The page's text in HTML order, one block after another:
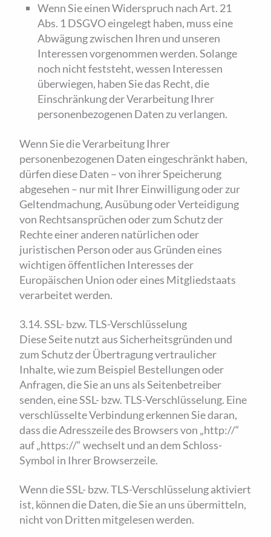
Wenn Sie einen Widerspruch nach Art. 21
Abs. 1 DSGVO eingelegt haben, muss eine
Abwägung zwischen Ihren und unseren
Interessen vorgenommen werden. Solange
noch nicht feststeht, wessen Interessen
überwiegen, haben Sie das Recht, die
Einschränkung der Verarbeitung Ihrer
personenbezogenen Daten zu verlangen.
Wenn Sie die Verarbeitung Ihrer
personenbezogenen Daten eingeschränkt haben,
dürfen diese Daten – von ihrer Speicherung
abgesehen – nur mit Ihrer Einwilligung oder zur
Geltendmachung, Ausübung oder Verteidigung
von Rechtsansprüchen oder zum Schutz der
Rechte einer anderen natürlichen oder
juristischen Person oder aus Gründen eines
wichtigen öffentlichen Interesses der
Europäischen Union oder eines Mitgliedstaats
verarbeitet werden.
3.14. SSL- bzw. TLS-Verschlüsselung
Diese Seite nutzt aus Sicherheitsgründen und
zum Schutz der Übertragung vertraulicher
Inhalte, wie zum Beispiel Bestellungen oder
Anfragen, die Sie an uns als Seitenbetreiber
senden, eine SSL- bzw. TLS-Verschlüsselung. Eine
verschlüsselte Verbindung erkennen Sie daran,
dass die Adresszeile des Browsers von „http://“
auf „https://“ wechselt und an dem Schloss-
Symbol in Ihrer Browserzeile.
Wenn die SSL- bzw. TLS-Verschlüsselung aktiviert
ist, können die Daten, die Sie an uns übermitteln,
nicht von Dritten mitgelesen werden.